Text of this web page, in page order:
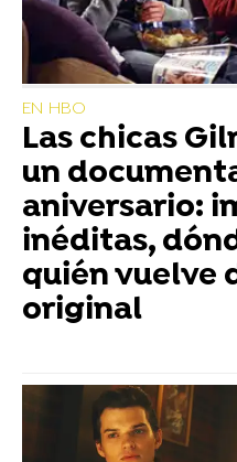
EN HBO
Las chicas
un
aniversario:
inéditas,
quién vuelve
original